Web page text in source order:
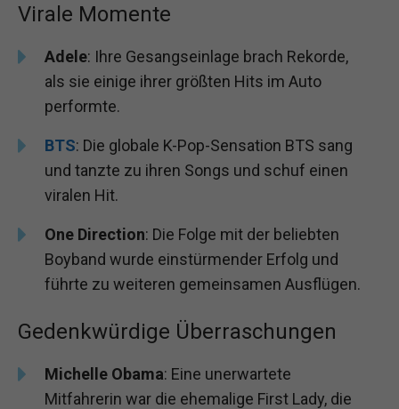
Virale Momente
Adele: Ihre Gesangseinlage brach Rekorde,
als sie einige ihrer größten Hits im Auto
performte.
BTS: Die globale K-Pop-Sensation BTS sang
und tanzte zu ihren Songs und schuf einen
viralen Hit.
One Direction: Die Folge mit der beliebten
Boyband wurde einstürmender Erfolg und
führte zu weiteren gemeinsamen Ausflügen.
Gedenkwürdige Überraschungen
Michelle Obama: Eine unerwartete
Mitfahrerin war die ehemalige First Lady, die